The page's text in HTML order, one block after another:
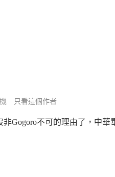
只看這個作者
Gogoro不可的理由了，中